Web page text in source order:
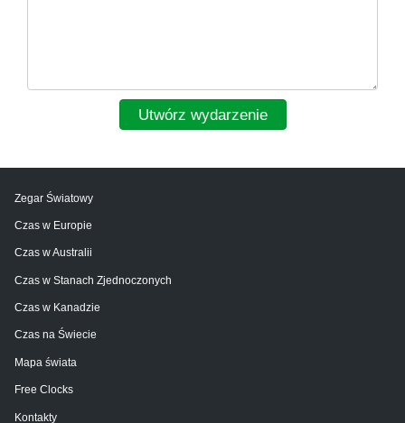
Utwórz wydarzenie
Zegar Światowy
Czas w Europie
Czas w Australii
Czas w Stanach Zjednoczonych
Czas w Kanadzie
Czas na Świecie
Mapa świata
Free Clocks
Kontakty